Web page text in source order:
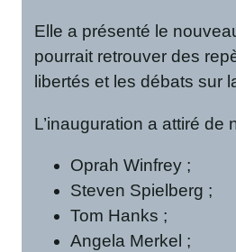
Elle a présenté le
pourrait retrouver des
libertés et les débats sur
L’inauguration a attiré
Oprah Winfrey ;
Steven Spielberg ;
Tom Hanks ;
Angela Merkel ;